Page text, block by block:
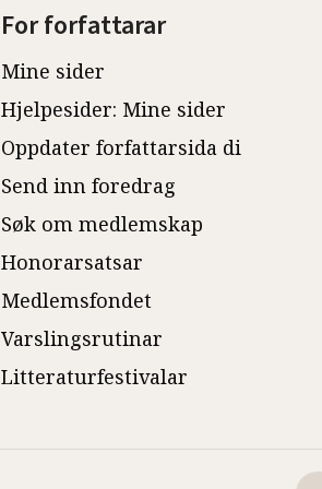
For forfattarar
Mine sider
Hjelpesider: Mine sider
Oppdater forfattarsida di
Send inn foredrag
Søk om medlemskap
Honorarsatsar
Medlemsfondet
Varslingsrutinar
Litteraturfestivalar